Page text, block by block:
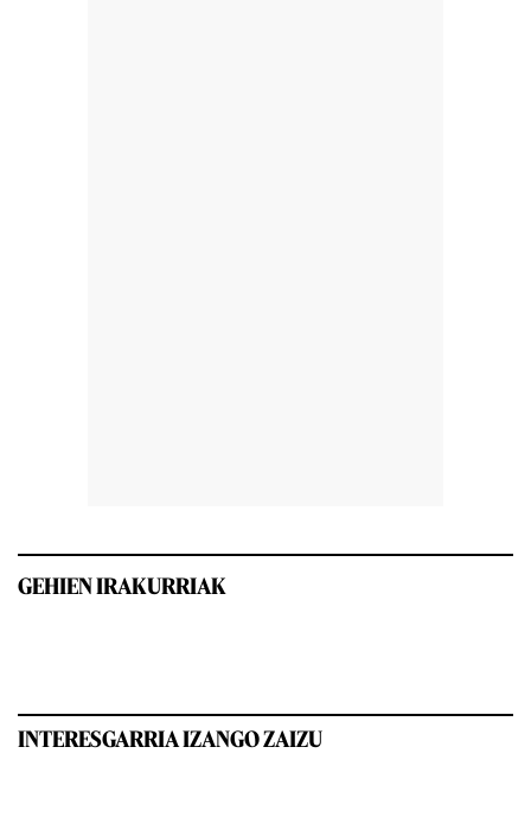
GEHIEN IRAKURRIAK
INTERESGARRIA IZANGO ZAIZU